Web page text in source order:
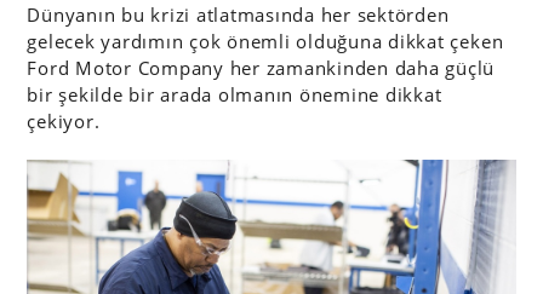
Dünyanın bu krizi atlatmasında her sektörden
gelecek yardımın çok önemli olduğuna dikkat çeken
Ford Motor Company her zamankinden daha güçlü
bir şekilde bir arada olmanın önemine dikkat
çekiyor.